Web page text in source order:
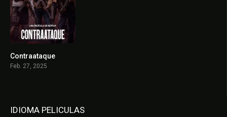
Contraataque
Feb. 27, 2025
IDIOMA PELICULAS